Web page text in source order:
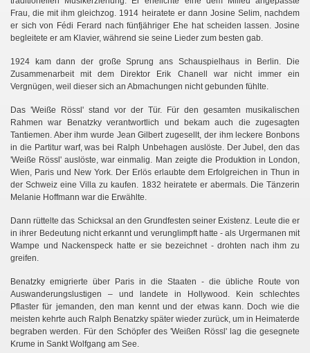
Frau, die mit ihm gleichzog. 1914 heiratete er dann Josine Selim, nachdem
er sich von Fédi Ferard nach fünfjähriger Ehe hat scheiden lassen. Josine
begleitete er am Klavier, während sie seine Lieder zum besten gab.
1924 kam dann der große Sprung ans Schauspielhaus in Berlin. Die
Zusammenarbeit mit dem Direktor Erik Chanell war nicht immer ein
Vergnügen, weil dieser sich an Abmachungen nicht gebunden fühlte.
Das 'Weiße Rössl' stand vor der Tür. Für den gesamten musikalischen
Rahmen war Benatzky verantwortlich und bekam auch die zugesagten
Tantiemen. Aber ihm wurde Jean Gilbert zugesellt, der ihm leckere Bonbons
in die Partitur warf, was bei Ralph Unbehagen auslöste. Der Jubel, den das
'Weiße Rössl' auslöste, war einmalig. Man zeigte die Produktion in London,
Wien, Paris und New York. Der Erlös erlaubte dem Erfolgreichen in Thun in
der Schweiz eine Villa zu kaufen. 1832 heiratete er abermals. Die Tänzerin
Melanie Hoffmann war die Erwählte.
Dann rüttelte das Schicksal an den Grundfesten seiner Existenz. Leute die er
in ihrer Bedeutung nicht erkannt und verunglimpft hatte - als Urgermanen mit
Wampe und Nackenspeck hatte er sie bezeichnet - drohten nach ihm zu
greifen.
Benatzky emigrierte über Paris in die Staaten - die übliche Route von
Auswanderungslustigen – und landete in Hollywood. Kein schlechtes
Pflaster für jemanden, den man kennt und der etwas kann. Doch wie die
meisten kehrte auch Ralph Benatzky später wieder zurück, um in Heimaterde
begraben werden. Für den Schöpfer des 'Weißen Rössl' lag die gesegnete
Krume in Sankt Wolfgang am See.